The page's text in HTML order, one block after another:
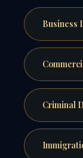
Business
Criminal